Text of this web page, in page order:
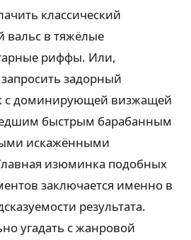
классический
вальс в тяжёлые
риффы. Или,
задорный
с доминирующей визжащей
быстрым барабанным
искажёнными
изюминка подобных
заключается именно в
результата.
угадать с жанровой